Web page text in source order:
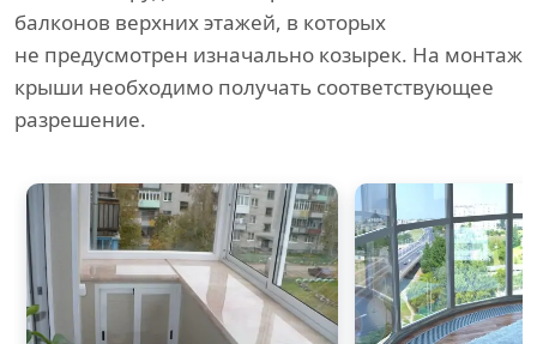
балконов верхних этажей, в которых
не предусмотрен изначально козырек. На монтаж
крыши необходимо получать соответствующее
разрешение.